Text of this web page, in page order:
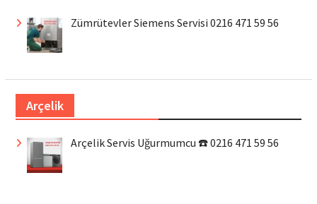
Zümrütevler Siemens Servisi 0216 471 59 56
Arçelik
Arçelik Servis Uğurmumcu ☎️ 0216 471 59 56